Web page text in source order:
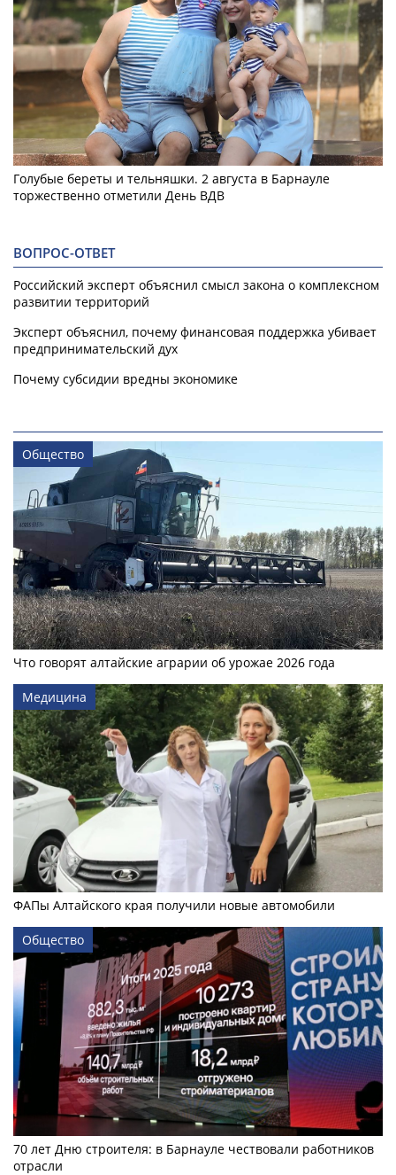
Голубые береты и тельняшки. 2 августа в Барнауле
торжественно отметили День ВДВ
ВОПРОС-ОТВЕТ
Российский эксперт объяснил смысл закона о комплексном
развитии территорий
Эксперт объяснил, почему финансовая поддержка убивает
предпринимательский дух
Почему субсидии вредны экономике
Общество
Что говорят алтайские аграрии об урожае 2026 года
Медицина
ФАПы Алтайского края получили новые автомобили
Общество
70 лет Дню строителя: в Барнауле чествовали работников
отрасли